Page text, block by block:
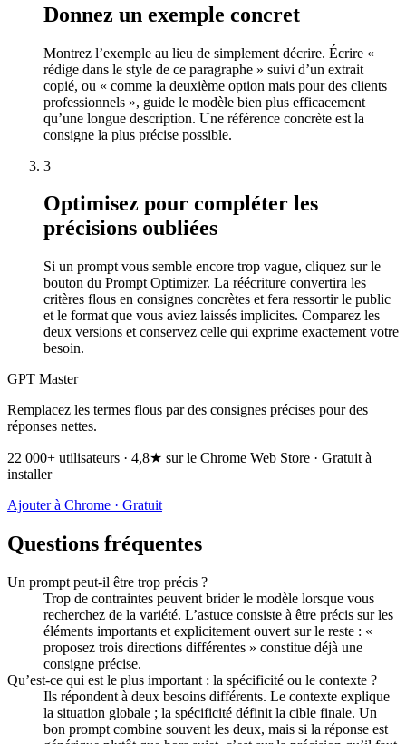
Donnez un exemple concret
Montrez l’exemple au lieu de simplement décrire. Écrire «
rédige dans le style de ce paragraphe » suivi d’un extrait
copié, ou « comme la deuxième option mais pour des clients
professionnels », guide le modèle bien plus efficacement
qu’une longue description. Une référence concrète est la
consigne la plus précise possible.
3
Optimisez pour compléter les
précisions oubliées
Si un prompt vous semble encore trop vague, cliquez sur le
bouton du Prompt Optimizer. La réécriture convertira les
critères flous en consignes concrètes et fera ressortir le public
et le format que vous aviez laissés implicites. Comparez les
deux versions et conservez celle qui exprime exactement votre
besoin.
GPT Master
Remplacez les termes flous par des consignes précises pour des
réponses nettes.
22 000+ utilisateurs · 4,8★ sur le Chrome Web Store · Gratuit à
installer
Ajouter à Chrome · Gratuit
Questions fréquentes
Un prompt peut-il être trop précis ?
Trop de contraintes peuvent brider le modèle lorsque vous
recherchez de la variété. L’astuce consiste à être précis sur les
éléments importants et explicitement ouvert sur le reste : «
proposez trois directions différentes » constitue déjà une
consigne précise.
Qu’est-ce qui est le plus important : la spécificité ou le contexte ?
Ils répondent à deux besoins différents. Le contexte explique
la situation globale ; la spécificité définit la cible finale. Un
bon prompt combine souvent les deux, mais si la réponse est